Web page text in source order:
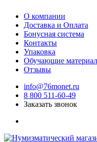
О компании
Доставка и Оплата
Бонусная система
Контакты
Упаковка
Обучающие
Отзывы
info@76monet.ru
8 800 511-60-49
Заказать звонок